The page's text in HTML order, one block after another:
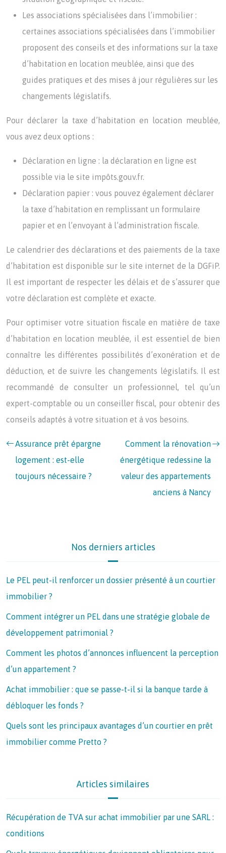
Les associations spécialisées dans l’immobilier :
certaines associations spécialisées dans l’immobilier
proposent des conseils et des informations sur la taxe
d’habitation en location meublée, ainsi que des
guides pratiques et des mises à jour régulières sur les
changements législatifs.
Pour déclarer la taxe d’habitation en location meublée,
vous avez deux options :
Déclaration en ligne : la déclaration en ligne est
possible via le site impôts.gouv.fr.
Déclaration papier : vous pouvez également déclarer
la taxe d’habitation en remplissant un formulaire
papier et en l’envoyant à l’administration fiscale.
Le calendrier des déclarations et des paiements de la taxe
d’habitation est disponible sur le site internet de la DGFiP.
Il est important de respecter les délais et de s’assurer que
votre déclaration est complète et exacte.
Pour optimiser votre situation fiscale en matière de taxe
d’habitation en location meublée, il est essentiel de bien
connaître les différentes possibilités d’exonération et de
déduction, et de suivre les changements législatifs. Il est
recommandé de consulter un professionnel, tel qu’un
expert-comptable ou un conseiller fiscal, pour obtenir des
conseils adaptés à votre situation et à vos besoins.
Assurance prêt épargne
logement : est-elle
toujours nécessaire ?
Comment la rénovation
énergétique redessine la
valeur des appartements
anciens à Nancy
Nos derniers articles
Le PEL peut-il renforcer un dossier présenté à un courtier
immobilier ?
Comment intégrer un PEL dans une stratégie globale de
développement patrimonial ?
Comment les photos d’annonces influencent la perception
d’un appartement ?
Achat immobilier : que se passe-t-il si la banque tarde à
débloquer les fonds ?
Quels sont les principaux avantages d’un courtier en prêt
immobilier comme Pretto ?
Articles similaires
Récupération de TVA sur achat immobilier par une SARL :
conditions